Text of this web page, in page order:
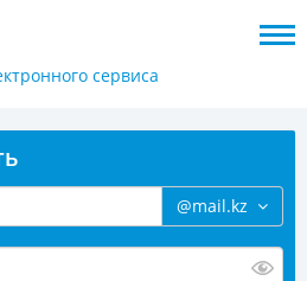
сервиса
@mail.kz